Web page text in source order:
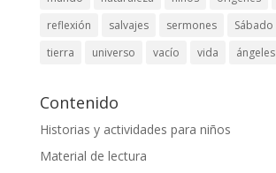
reflexión
salvajes sermones Sábado
tierra
universo vacío vida ángeles
Contenido
Historias y actividades para niños
Material de lectura